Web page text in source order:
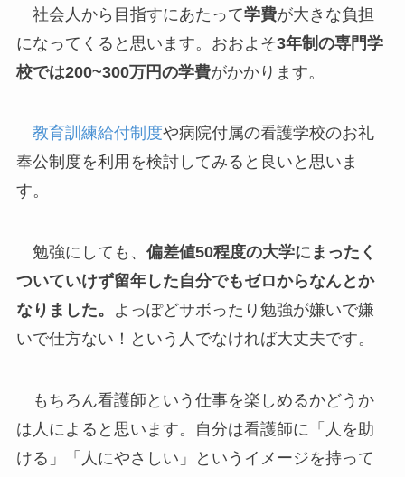
社会人から目指すにあたって学費が大きな負担
になってくると思います。おおよそ3年制の専門学
校では200~300万円の学費がかかります。
教育訓練給付制度や病院付属の看護学校のお礼
奉公制度を利用を検討してみると良いと思いま
す。
勉強にしても、 偏差値50程度の大学にまったく
ついていけず留年した自分でもゼロからなんとか
なりました。
よっぽどサボったり勉強が嫌いで嫌
いで仕方ない！という人でなければ大丈夫です。
もちろん看護師という仕事を楽しめるかどうか
は人によると思います。自分は看護師に「人を助
ける」「人にやさしい」というイメージを持って